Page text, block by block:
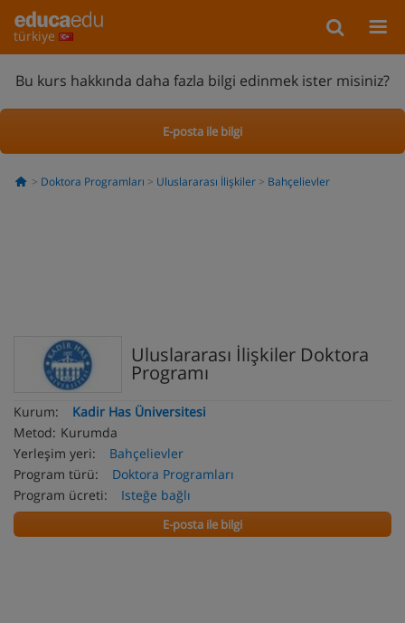
türkiye
Bu kurs hakkında daha fazla bilgi edinmek ister misiniz?
E-posta ile bilgi
Doktora Programları Uluslararası İlişkiler Bahçelievler
Uluslararası İlişkiler Doktora
Programı
Kurum:
Kadir Has Üniversitesi
Metod: Kurumda
Yerleşim yeri:
Bahçelievler
Program türü:
Doktora Programları
Program ücreti:
Isteğe bağlı
E-posta ile bilgi